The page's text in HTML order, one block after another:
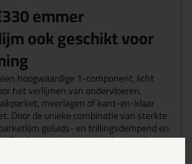
emmer
ook geschikt voor
hoogwaardige 1-component, licht
het verlijmen van ondervloeren,
meerlagen of kant-en-klaar
Door de unieke combinatie van sterkte
geluids- en trillingsdempend en
bij zeer brede planken (>30 cm)
parketlijm is universeel inzetbaar!